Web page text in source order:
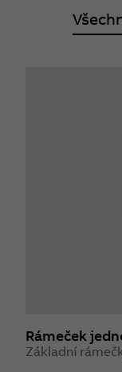
Rámeček
Základní